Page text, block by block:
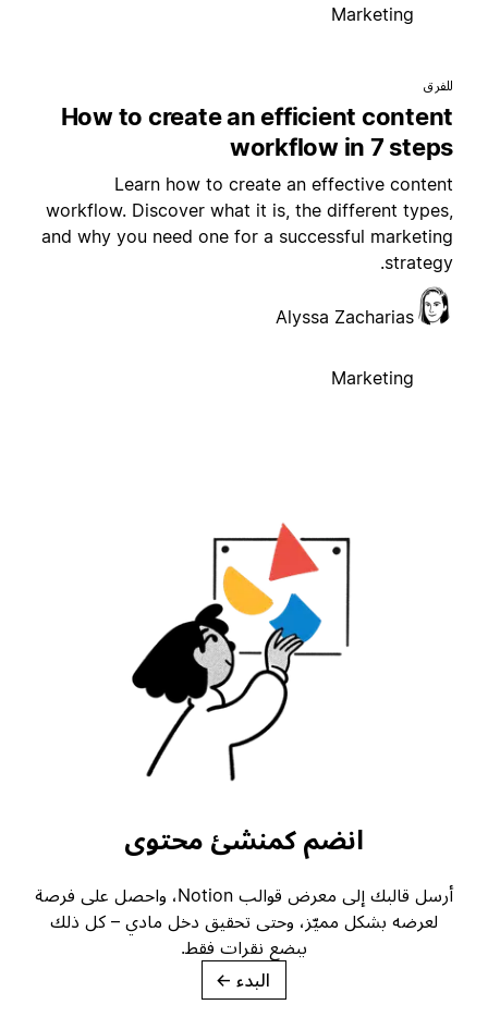
Marketing
How to create an efficient
workflow in 7
Learn how to create an effective
workflow. Discover what it is, the different
and why you need one for a successful
Alyssa Zacharias
Marketing
انضم كمنشئ محتوى
أرسل قالبك إلى معرض قوالب Notion، واحصل على فرصة
لعرضه بشكل مميّز، وحتى تحقيق دخل مادي – كل ذلك
ببضع نقرات فقط.
→